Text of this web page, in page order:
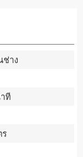
ช่าง
ที
ร